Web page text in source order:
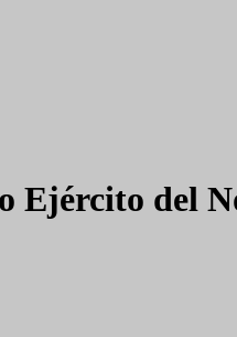
Ejército del